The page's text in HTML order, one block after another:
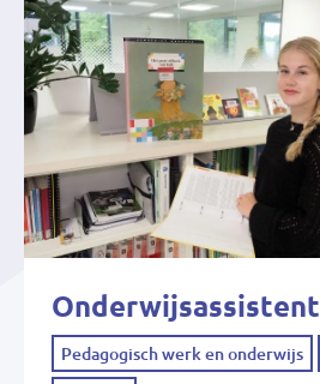
Onderwijsassistent
Pedagogisch werk en onderwijs